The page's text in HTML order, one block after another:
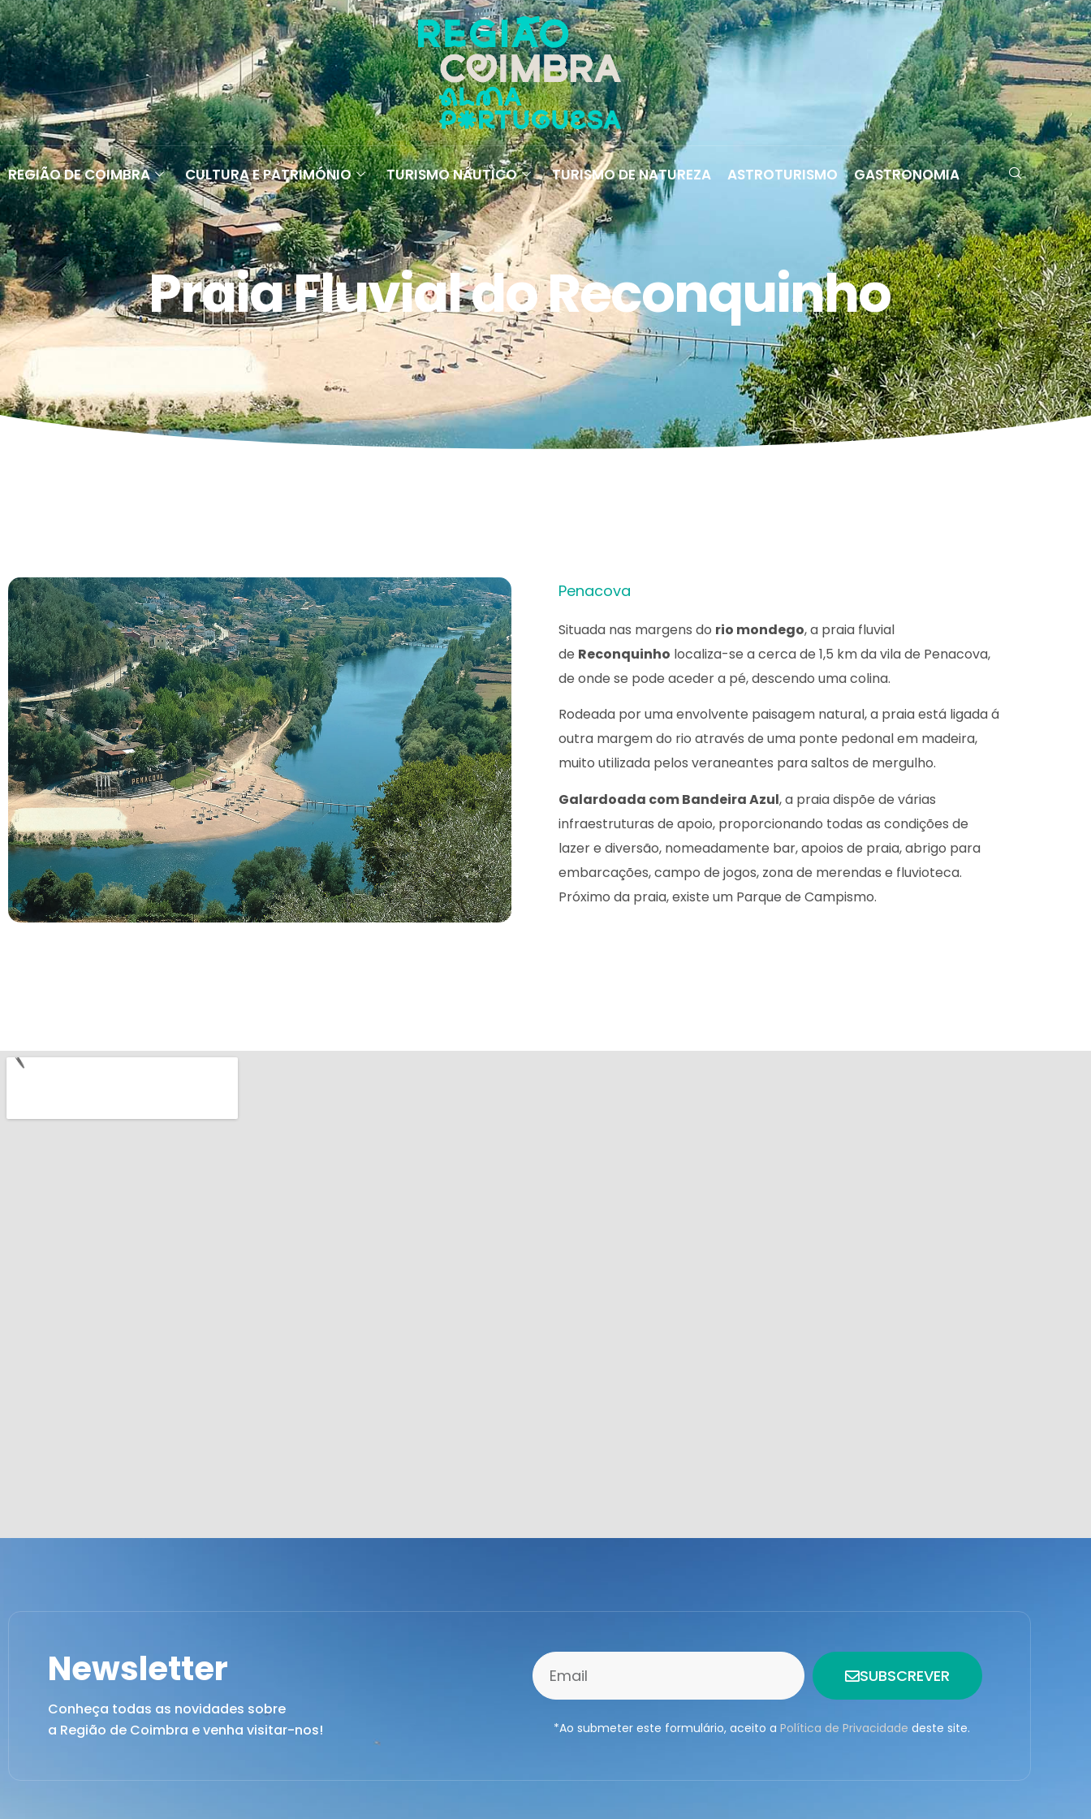
REGIÃO DE COIMBRA CULTURA E PATRIMÓNIO TURISMO NÁUTICO TURISMO DE NATUREZA ASTROTURISMO GASTRONOMIA
Praia Fluvial do Reconquinho
Penacova
Situada nas margens do rio mondego, a praia fluvial
de Reconquinho localiza-se a cerca de 1,5 km da vila de Penacova,
de onde se pode aceder a pé, descendo uma colina.
Rodeada por uma envolvente paisagem natural, a praia está ligada á
outra margem do rio através de uma ponte pedonal em madeira,
muito utilizada pelos veraneantes para saltos de mergulho.
Galardoada com Bandeira Azul, a praia dispõe de várias
infraestruturas de apoio, proporcionando todas as condições de
lazer e diversão, nomeadamente bar, apoios de praia, abrigo para
embarcações, campo de jogos, zona de merendas e fluvioteca.
Próximo da praia, existe um Parque de Campismo.
Newsletter
Conheça todas as novidades sobre
a Região de Coimbra e venha visitar-nos!
SUBSCREVER
*Ao submeter este formulário, aceito a Política de Privacidade deste site.